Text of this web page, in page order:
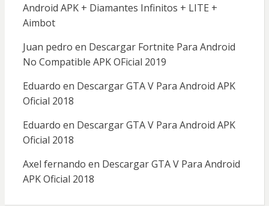
Android APK + Diamantes Infinitos + LITE +
Aimbot
Juan pedro en Descargar Fortnite Para Android
No Compatible APK OFicial 2019
Eduardo en Descargar GTA V Para Android APK
Oficial 2018
Eduardo en Descargar GTA V Para Android APK
Oficial 2018
Axel fernando en Descargar GTA V Para Android
APK Oficial 2018